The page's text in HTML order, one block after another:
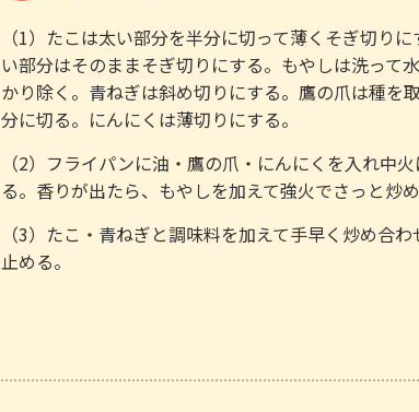
（1）たこは太い部分を半分に切って薄くそぎ切り
い部分はそのままそぎ切りにする。もやしは洗って
かり除く。青ねぎは斜め切りにする。鷹の爪は種を
分に切る。にんにくは薄切りにする。
（2）フライパンに油・鷹の爪・にんにくを入れ中
る。香りが出たら、もやしを加えて強火でさっと炒め
（3）たこ・青ねぎと調味料を加えて手早く炒め合わ
止める。